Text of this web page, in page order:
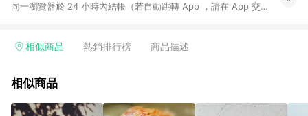
同一瀏覽器於 24 小時內結帳（若自動跳轉 App ，請在 App 交
回饋訂單不得享有 Pinkoi 站方優惠，例如首購優惠，P coins，
行為，不具贈點資格，部分退款不在此限。 6. APP 請更新至
貨後 45 天後發送。 8. 群眾募資商品，禮物卡，開館保證金，補
相似商品 熱銷排行榜 商品描述
相似商品